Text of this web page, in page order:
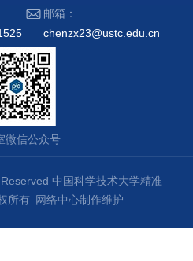
邮箱：
chenzx23@ustc.edu.cn
微信公众号
中国科学技术大学精准
所有 网络中心制作维护